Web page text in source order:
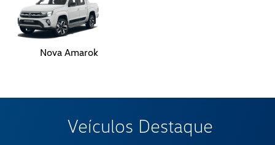
Nova Amarok
Veículos Destaque